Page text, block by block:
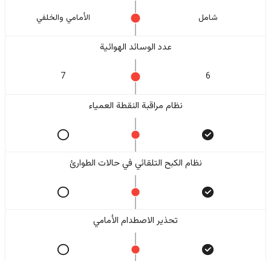
شامل الأمامي والخلفي
عدد الوسائد الهوائية
6
7
نظام مراقبة النقطة العمياء
نظام الكبح التلقائي في حالات الطوارئ
تحذير الاصطدام الأمامي